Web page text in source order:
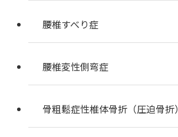
腰椎すべり症
腰椎変性側弯症
骨粗鬆症性椎体骨折（圧迫骨折）